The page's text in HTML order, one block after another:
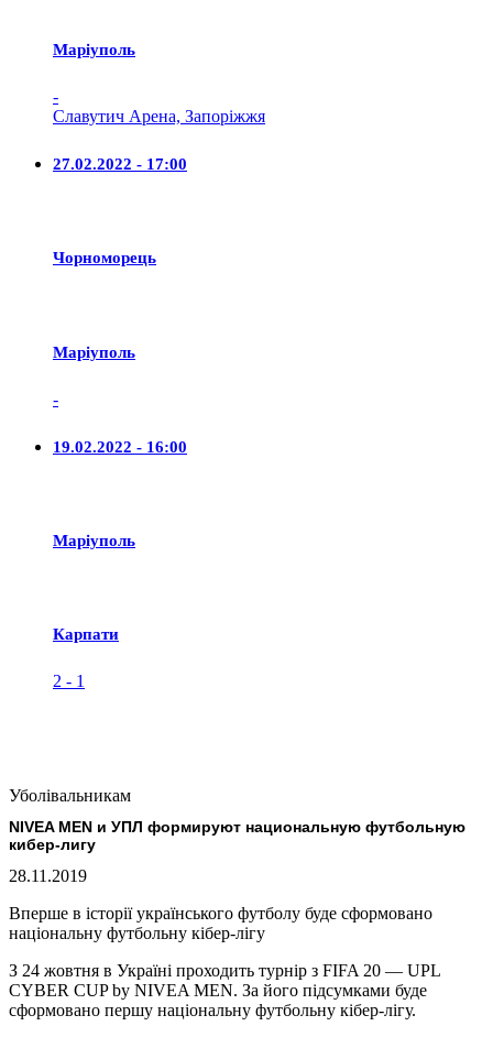
Маріуполь
-
Славутич Арена, Запоріжжя
27.02.2022 - 17:00
Чорноморець
Маріуполь
-
19.02.2022 - 16:00
Маріуполь
Карпати
2 - 1
Уболівальникам
NIVEA MEN и УПЛ формируют национальную футбольную
кибер-лигу
28.11.2019
Вперше в історії українського футболу буде сформовано
національну футбольну кібер-лігу
З 24 жовтня в Україні проходить турнір з FIFA 20 — UPL
CYBER CUP by NIVEA MEN. За його підсумками буде
сформовано першу національну футбольну кібер-лігу.